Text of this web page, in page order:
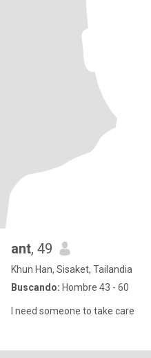
ant, 49
Khun Han, Sisaket, Tailandia
Buscando: Hombre 43 - 60
I need someone to take care